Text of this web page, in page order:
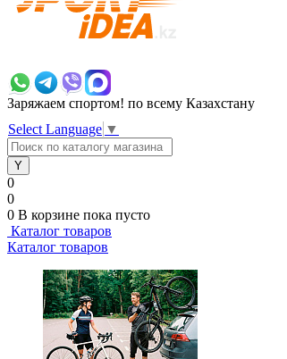
Заряжаем спортом! по всему Казахстану
Select Language ▼
0
0
0 В корзине пока пусто
Каталог товаров
Каталог товаров